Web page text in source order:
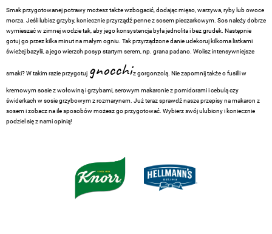
Smak przygotowanej potrawy możesz także wzbogacić, dodając mięso, warzywa, ryby lub owoce
morza. Jeśli lubisz grzyby, koniecznie przyrządź penne z sosem pieczarkowym. Sos należy dobrze
wymieszać w zimnej wodzie tak, aby jego konsystencja była jednolita i bez grudek. Następnie
gotuj go przez kilka minut na małym ogniu. Tak przyrządzone danie udekoruj kilkoma listkami
świeżej bazylii, a jego wierzch posyp startym serem, np. grana padano. Wolisz intensywniejsze
smaki? W takim razie przygotuj gnocchiz gorgonzolą. Nie zapomnij także o fusilli w
kremowym sosie z wołowiną i grzybami, serowym makaronie z pomidorami i cebulą czy
świderkach w sosie grzybowym z rozmarynem. Już teraz sprawdź nasze przepisy na makaron z
sosem i zobacz na ile sposobów możesz go przygotować. Wybierz swój ulubiony i koniecznie
podziel się z nami opinią!